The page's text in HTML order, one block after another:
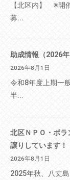
【北区内】 ※開
募...
助成情報（2026
2026年8月1日
令和8年度上期一
半...
北区ＮＰＯ・ボ
譲りしています！
2026年8月1日
2025年秋、八丈